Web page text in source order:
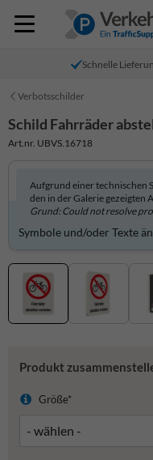
Schnelle
Verbotsschilder
Schild Fahrräder
Art.nr. UBVS.16718
Aufgrund einer technischen
den in der Galerie gezeigten
Grund: Could not resolve
Produkt individuell
Symbole und/oder Texte
Produkt
Größe*